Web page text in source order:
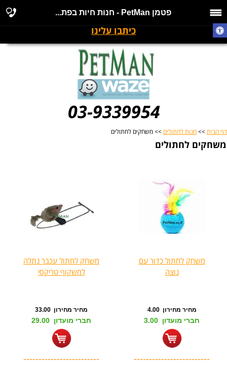
פטמן PetMan - חנות חיות בפת...
כיתבו עלינו
03-9339954
דף הבית >> חנות לחתולים >> משחקים לחתולים
משחקים לחתולים
משחק לחתול כדור עם
נוצה
מחיר מחירון 4.00
חברי מועדון 3.00
-------------------------
משחק לחתול עכבר נתלה
למשקוף טריקסי
מחיר מחירון 33.00
חברי מועדון 29.00
-------------------------